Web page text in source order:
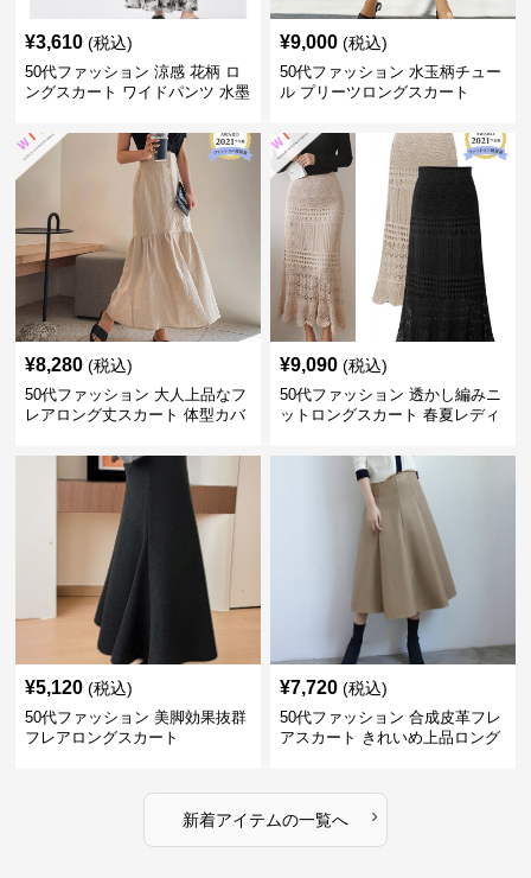
¥3,610 (税込)
50代ファッション 涼感 花柄 ロ
ングスカート ワイドパンツ 水墨
¥9,000 (税込)
50代ファッション 水玉柄チュー
ル プリーツロングスカート
¥8,280 (税込)
50代ファッション 大人上品なフ
レアロング丈スカート 体型カバ
¥9,090 (税込)
50代ファッション 透かし編みニ
ットロングスカート 春夏レディ
¥5,120 (税込)
50代ファッション 美脚効果抜群
フレアロングスカート
¥7,720 (税込)
50代ファッション 合成皮革フレ
アスカート きれいめ上品ロング
新着アイテムの一覧へ ›